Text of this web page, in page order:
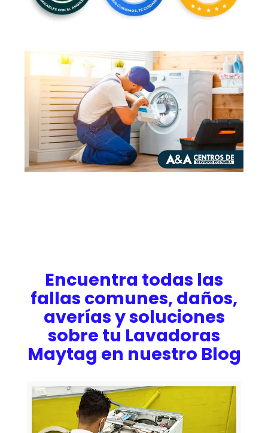
Encuentra todas las
fallas comunes, daños,
averías y soluciones
sobre tu Lavadoras
Maytag en nuestro Blog